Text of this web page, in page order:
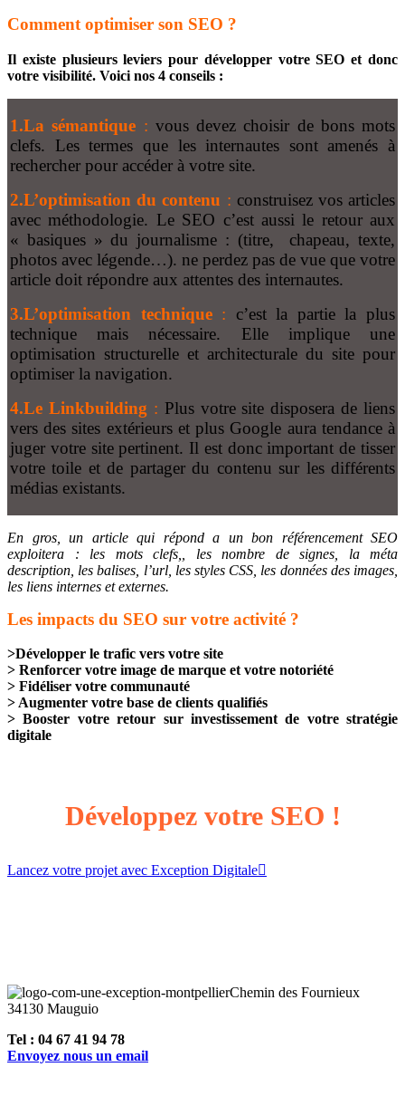
Comment optimiser son SEO ?
Il existe plusieurs leviers pour développer votre SEO et donc
votre visibilité. Voici nos 4 conseils :
1.La sémantique : vous devez choisir de bons mots
clefs. Les termes que les internautes sont amenés à
rechercher pour accéder à votre site.
2.L’optimisation du contenu : construisez vos articles
avec méthodologie. Le SEO c’est aussi le retour aux
« basiques » du journalisme : (titre, chapeau, texte,
photos avec légende…). ne perdez pas de vue que votre
article doit répondre aux attentes des internautes.
3.L’optimisation technique : c’est la partie la plus
technique mais nécessaire. Elle implique une
optimisation structurelle et architecturale du site pour
optimiser la navigation.
4.Le Linkbuilding : Plus votre site disposera de liens
vers des sites extérieurs et plus Google aura tendance à
juger votre site pertinent. Il est donc important de tisser
votre toile et de partager du contenu sur les différents
médias existants.
En gros, un article qui répond a un bon référencement SEO
exploitera : les mots clefs,, les nombre de signes, la méta
description, les balises, l’url, les styles CSS, les données des images,
les liens internes et externes.
Les impacts du SEO sur votre activité ?
>Développer le trafic vers votre site
> Renforcer votre image de marque et votre notoriété
> Fidéliser votre communauté
> Augmenter votre base de clients qualifiés
> Booster votre retour sur investissement de votre stratégie
digitale
Développez votre SEO !
Lancez votre projet avec Exception Digitale
Chemin des Fournieux
34130 Mauguio
Tel : 04 67 41 94 78
Envoyez nous un email